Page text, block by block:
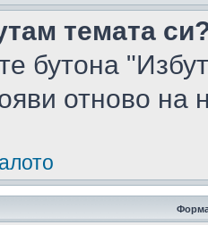
темата
бутона
отново на